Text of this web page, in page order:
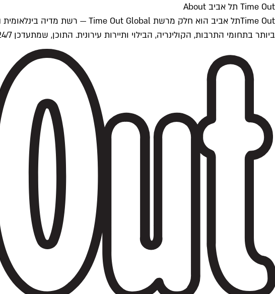
Time Out תל אביב About
ביותר בתחומי התרבות, הקולינריה, הבילוי ותיירות עירונית. התוכן, שמתעדכן 24/7, נכתב ונערך על ידי צוות עיתונאים מקצועי מקומי בישראל, בהתאם לסטנדרטים של Time Out העולמית.